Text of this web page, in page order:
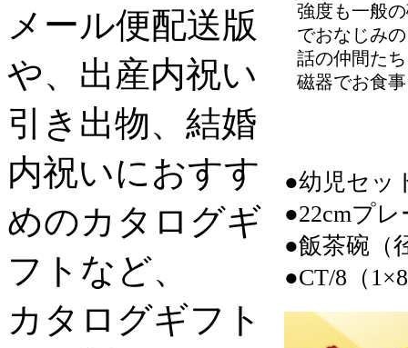
強度も一般
でおなじみ
話の仲間た
磁器でお食
●幼児セッ
●22cmプ
●飯茶碗（
●CT/8（
メール便配送版
や、出産内祝い
引き出物、結婚
内祝いにおすす
めのカタログギ
フトなど、
カタログギフト